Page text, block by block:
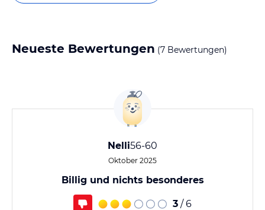
Neueste Bewertungen (7 Bewertungen)
Nelli56-60
Oktober 2025
Billig und nichts besonderes
3 / 6